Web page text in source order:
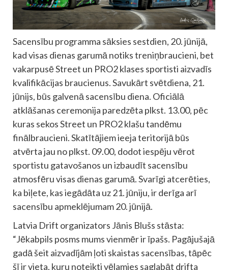
Sacensību programma sāksies sestdien, 20. jūnijā,
kad visas dienas garumā notiks treniņbraucieni, bet
vakarpusē Street un PRO2 klases sportisti aizvadīs
kvalifikācijas braucienus. Savukārt svētdiena, 21.
jūnijs, būs galvenā sacensību diena. Oficiālā
atklāšanas ceremonija paredzēta plkst. 13.00, pēc
kuras sekos Street un PRO2 klašu tandēmu
finālbraucieni. Skatītājiem ieeja teritorijā būs
atvērta jau no plkst. 09.00, dodot iespēju vērot
sportistu gatavošanos un izbaudīt sacensību
atmosfēru visas dienas garumā. Svarīgi atcerēties,
ka biļete, kas iegādāta uz 21. jūniju, ir derīga arī
sacensību apmeklējumam 20. jūnijā.
Latvia Drift organizators Jānis Blušs stāsta:
“Jēkabpils posms mums vienmēr ir īpašs. Pagājušajā
gadā šeit aizvadījām ļoti skaistas sacensības, tāpēc
šī ir vieta, kuru noteikti vēlamies saglabāt drifta